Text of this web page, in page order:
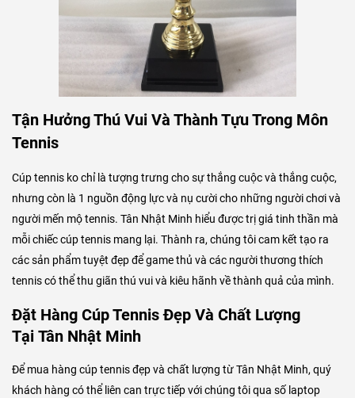
Tận Hưởng Thú Vui Và Thành Tựu Trong Môn
Tennis
Cúp tennis ko chỉ là tượng trưng cho sự thắng cuộc và thắng cuộc,
nhưng còn là 1 nguồn động lực và nụ cười cho những người chơi và
người mến mộ tennis. Tân Nhật Minh hiểu được trị giá tinh thần mà
mỗi chiếc cúp tennis mang lại. Thành ra, chúng tôi cam kết tạo ra
các sản phẩm tuyệt đẹp để game thủ và các người thương thích
tennis có thể thu giãn thú vui và kiêu hãnh về thành quả của mình.
Đặt Hàng Cúp Tennis Đẹp Và Chất Lượng
Tại Tân Nhật Minh
Để mua hàng cúp tennis đẹp và chất lượng từ Tân Nhật Minh, quý
khách hàng có thể liên can trực tiếp với chúng tôi qua số laptop